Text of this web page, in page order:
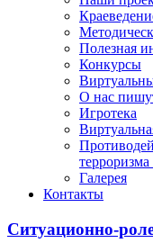
Полезная
Конкурсы
О нас
Игротека
Галерея
Контакты
Ситуационно-